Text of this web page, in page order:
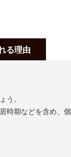
る理由
う。
時期などを含め、個